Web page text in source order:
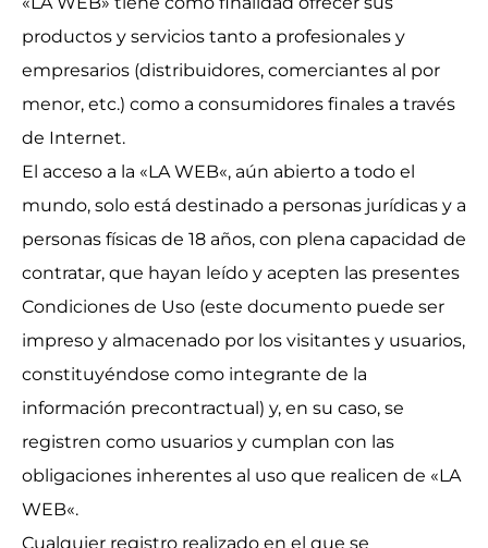
productos y servicios tanto a profesionales y
empresarios (distribuidores, comerciantes al por
menor, etc.) como a consumidores finales a través
de Internet.
El acceso a la «LA WEB«, aún abierto a todo el
mundo, solo está destinado a personas jurídicas y a
personas físicas de 18 años, con plena capacidad de
contratar, que hayan leído y acepten las presentes
Condiciones de Uso (este documento puede ser
impreso y almacenado por los visitantes y usuarios,
constituyéndose como integrante de la
información precontractual) y, en su caso, se
registren como usuarios y cumplan con las
obligaciones inherentes al uso que realicen de «LA
WEB«.
Cualquier registro realizado en el que se